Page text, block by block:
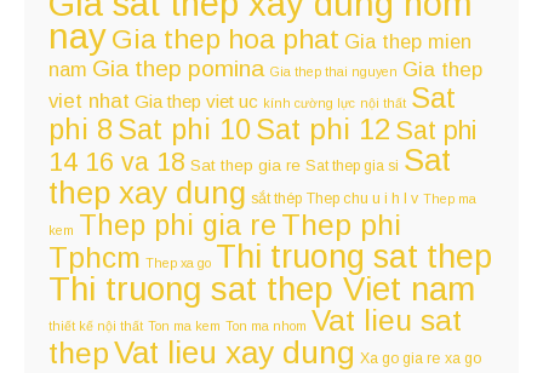
nayGia thep hoa phat Gia thep mien
nam Gia thep pomina Gia thep thai nguyen Gia thep
viet nhat Gia thep viet uc kính cường lực nội thất Sat
phi 8 Sat phi 10Sat phi 12 Sat phi
14 16 va 18 Sat thep gia re Sat thep gia si Sat
thep xay dung sắt thép Thep chu u i h l v Thep ma
kem Thep phi gia re Thep phi
Tphcm Thep xa go Thi truong sat thep
Thi truong sat thep Viet nam
thiết kế nội thất Ton ma kem Ton ma nhom Vat lieu sat
thepVat lieu xay dung Xa go gia re xa go